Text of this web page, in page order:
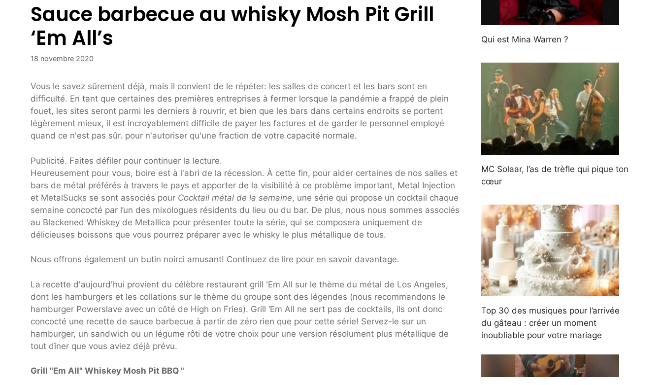
Sauce barbecue au whisky Mosh Pit Grill
‘Em All’s
18 novembre 2020
Vous le savez sûrement déjà, mais il convient de le répéter: les salles de concert et les bars sont en
difficulté. En tant que certaines des premières entreprises à fermer lorsque la pandémie a frappé de plein
fouet, les sites seront parmi les derniers à rouvrir, et bien que les bars dans certains endroits se portent
légèrement mieux, il est incroyablement difficile de payer les factures et de garder le personnel employé
quand ce n'est pas sûr. pour n'autoriser qu'une fraction de votre capacité normale.
Publicité. Faites défiler pour continuer la lecture.
Heureusement pour vous, boire est à l'abri de la récession. À cette fin, pour aider certaines de nos salles et
bars de métal préférés à travers le pays et apporter de la visibilité à ce problème important, Metal Injection
et MetalSucks se sont associés pour Cocktail métal de la semaine, une série qui propose un cocktail chaque
semaine concocté par l’un des mixologues résidents du lieu ou du bar. De plus, nous nous sommes associés
au Blackened Whiskey de Metallica pour présenter toute la série, qui se composera uniquement de
délicieuses boissons que vous pourrez préparer avec le whisky le plus métallique de tous.
Nous offrons également un butin noirci amusant! Continuez de lire pour en savoir davantage.
La recette d'aujourd'hui provient du célèbre restaurant grill 'Em All sur le thème du métal de Los Angeles,
dont les hamburgers et les collations sur le thème du groupe sont des légendes (nous recommandons le
hamburger Powerslave avec un côté de High on Fries). Grill ‘Em All ne sert pas de cocktails, ils ont donc
concocté une recette de sauce barbecue à partir de zéro rien que pour cette série! Servez-le sur un
hamburger, un sandwich ou un légume rôti de votre choix pour une version résolument plus métallique de
tout dîner que vous aviez déjà prévu.
Grill "Em All" Whiskey Mosh Pit BBQ "
Qui est Mina Warren ?
MC Solaar, l’as de trèfle qui pique ton
cœur
Top 30 des musiques pour l’arrivée
du gâteau : créer un moment
inoubliable pour votre mariage